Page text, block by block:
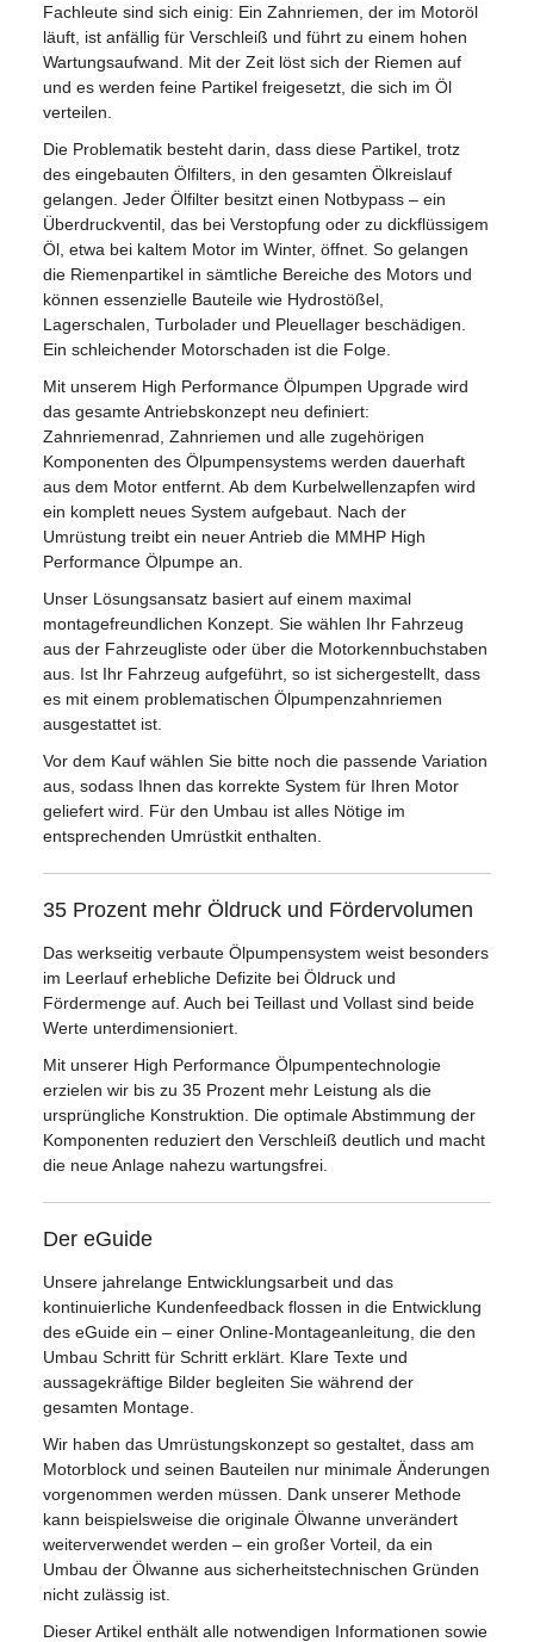
Fachleute sind sich einig: Ein Zahnriemen, der im Motoröl
läuft, ist anfällig für Verschleiß und führt zu einem hohen
Wartungsaufwand. Mit der Zeit löst sich der Riemen auf
und es werden feine Partikel freigesetzt, die sich im Öl
verteilen.
Die Problematik besteht darin, dass diese Partikel, trotz
des eingebauten Ölfilters, in den gesamten Ölkreislauf
gelangen. Jeder Ölfilter besitzt einen Notbypass – ein
Überdruckventil, das bei Verstopfung oder zu dickflüssigem
Öl, etwa bei kaltem Motor im Winter, öffnet. So gelangen
die Riemenpartikel in sämtliche Bereiche des Motors und
können essenzielle Bauteile wie Hydrostößel,
Lagerschalen, Turbolader und Pleuellager beschädigen.
Ein schleichender Motorschaden ist die Folge.
Mit unserem High Performance Ölpumpen Upgrade wird
das gesamte Antriebskonzept neu definiert:
Zahnriemenrad, Zahnriemen und alle zugehörigen
Komponenten des Ölpumpensystems werden dauerhaft
aus dem Motor entfernt. Ab dem Kurbelwellenzapfen wird
ein komplett neues System aufgebaut. Nach der
Umrüstung treibt ein neuer Antrieb die MMHP High
Performance Ölpumpe an.
Unser Lösungsansatz basiert auf einem maximal
montagefreundlichen Konzept. Sie wählen Ihr Fahrzeug
aus der Fahrzeugliste oder über die Motorkennbuchstaben
aus. Ist Ihr Fahrzeug aufgeführt, so ist sichergestellt, dass
es mit einem problematischen Ölpumpenzahnriemen
ausgestattet ist.
Vor dem Kauf wählen Sie bitte noch die passende Variation
aus, sodass Ihnen das korrekte System für Ihren Motor
geliefert wird. Für den Umbau ist alles Nötige im
entsprechenden Umrüstkit enthalten.
35 Prozent mehr Öldruck und Fördervolumen
Das werkseitig verbaute Ölpumpensystem weist besonders
im Leerlauf erhebliche Defizite bei Öldruck und
Fördermenge auf. Auch bei Teillast und Vollast sind beide
Werte unterdimensioniert.
Mit unserer High Performance Ölpumpentechnologie
erzielen wir bis zu 35 Prozent mehr Leistung als die
ursprüngliche Konstruktion. Die optimale Abstimmung der
Komponenten reduziert den Verschleiß deutlich und macht
die neue Anlage nahezu wartungsfrei.
Der eGuide
Unsere jahrelange Entwicklungsarbeit und das
kontinuierliche Kundenfeedback flossen in die Entwicklung
des eGuide ein – einer Online-Montageanleitung, die den
Umbau Schritt für Schritt erklärt. Klare Texte und
aussagekräftige Bilder begleiten Sie während der
gesamten Montage.
Wir haben das Umrüstungskonzept so gestaltet, dass am
Motorblock und seinen Bauteilen nur minimale Änderungen
vorgenommen werden müssen. Dank unserer Methode
kann beispielsweise die originale Ölwanne unverändert
weiterverwendet werden – ein großer Vorteil, da ein
Umbau der Ölwanne aus sicherheitstechnischen Gründen
nicht zulässig ist.
Dieser Artikel enthält alle notwendigen Informationen sowie